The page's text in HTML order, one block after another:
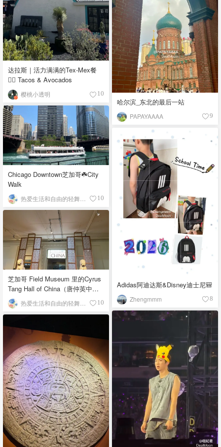
达拉斯｜活力满满的Tex-Mex餐
👉🏼 Tacos & Avocados
樱桃小透明 10
哈尔滨_东北的最后一站
PAPAYAAAA 9
Chicago Downtown芝加哥☘️City
Walk
10
Adidas阿迪达斯&Disney迪士尼🎒
Zhengmmm 8
芝加哥 Field Museum 里的Cyrus
Tang Hall of China（唐仲英中国
馆）
10